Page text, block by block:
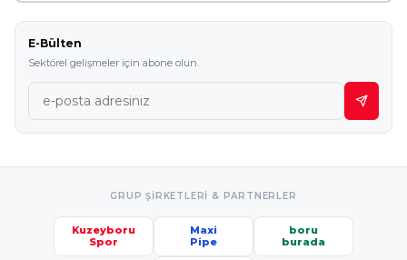
E-Bülten
Sektörel gelişmeler için abone olun.
GRUP ŞIRKETLERI & PARTNERLER
Kuzeyboru
Spor
Maxi
Pipe
boru
burada